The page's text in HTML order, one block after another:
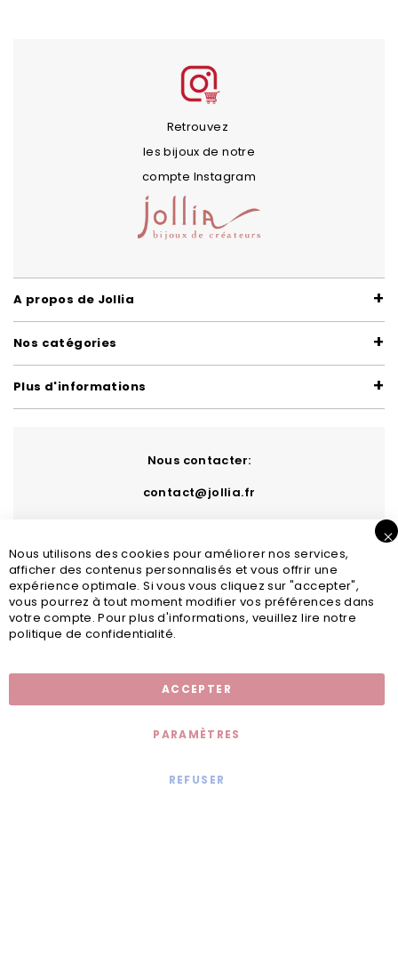
Retrouvez
les bijoux de notre
compte Instagram
A propos de Jollia
Nos catégories
Plus d'informations
Nous contacter:
contact@jollia.fr
Nous utilisons des cookies pour améliorer nos services,
afficher des contenus personnalisés et vous offrir une
expérience optimale. Si vous vous cliquez sur "accepter",
vous pourrez à tout moment modifier vos préférences dans
votre compte. Pour plus d'informations, veuillez lire notre
politique de confidentialité.
ACCEPTER
PARAMÈTRES
REFUSER